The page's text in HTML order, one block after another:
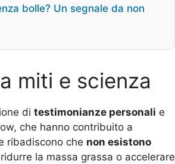
bolle? Un segnale da non
miti e scienza
di testimonianze personali e
che hanno contribuito a
ribadiscono che non esistono
la massa grassa o accelerare